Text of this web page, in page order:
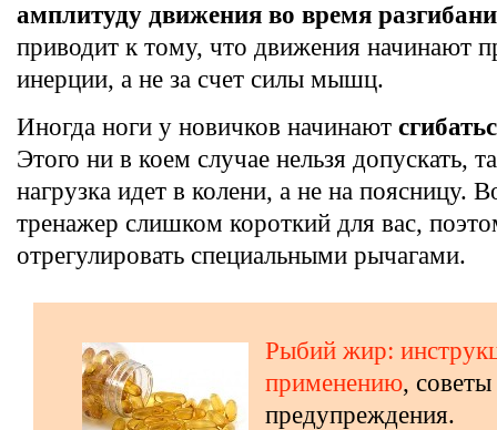
амплитуду движения во время
приводит к тому, что движения начинают
инерции, а не за счет силы мышц.
Иногда ноги у новичков начинают
Этого ни в коем случае нельзя допускать,
нагрузка идет в колени, а не на поясницу.
тренажер слишком короткий для вас,
отрегулировать специальными рычагами.
Рыбий жир:
применению,
предупреждения.